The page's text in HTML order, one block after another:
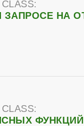
ЗАПРОСЕ НА
ФУНКЦИЙ